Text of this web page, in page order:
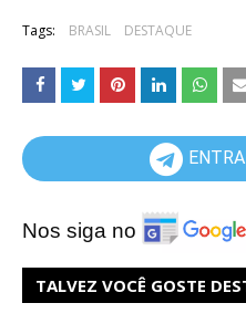
Tags: BRASIL DESTAQUE
Nos siga no
TALVEZ VOCÊ GOSTE